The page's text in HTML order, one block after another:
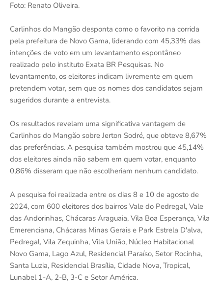
Foto: Renato Oliveira.
Carlinhos do Mangão desponta como o favorito na corrida
pela prefeitura de Novo Gama, liderando com 45,33% das
intenções de voto em um levantamento espontâneo
realizado pelo instituto Exata BR Pesquisas. No
levantamento, os eleitores indicam livremente em quem
pretendem votar, sem que os nomes dos candidatos sejam
sugeridos durante a entrevista.
Os resultados revelam uma significativa vantagem de
Carlinhos do Mangão sobre Jerton Sodré, que obteve 8,67%
das preferências. A pesquisa também mostrou que 45,14%
dos eleitores ainda não sabem em quem votar, enquanto
0,86% disseram que não escolheriam nenhum candidato.
A pesquisa foi realizada entre os dias 8 e 10 de agosto de
2024, com 600 eleitores dos bairros Vale do Pedregal, Vale
das Andorinhas, Chácaras Araguaia, Vila Boa Esperança, Vila
Emerenciana, Chácaras Minas Gerais e Park Estrela D'alva,
Pedregal, Vila Zequinha, Vila União, Núcleo Habitacional
Novo Gama, Lago Azul, Residencial Paraíso, Setor Rocinha,
Santa Luzia, Residencial Brasília, Cidade Nova, Tropical,
Lunabel 1-A, 2-B, 3-C e Setor América.